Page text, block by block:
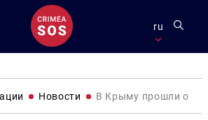
ru
Новости В Крыму прошли